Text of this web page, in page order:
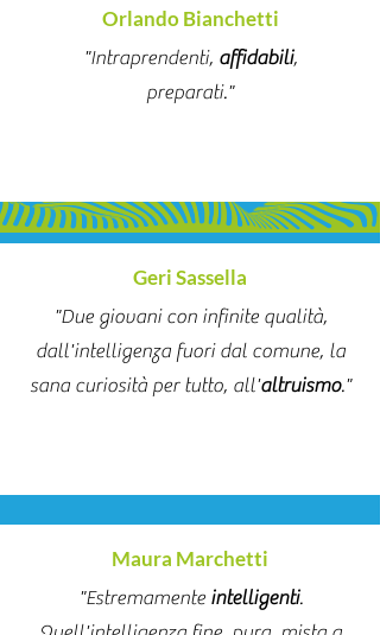
Orlando Bianchetti
"Intraprendenti, affidabili,
preparati."
Geri Sassella
"Due giovani con infinite qualità,
dall'intelligenza fuori dal comune, la
sana curiosità per tutto, all'altruismo."
Maura Marchetti
"Estremamente intelligenti.